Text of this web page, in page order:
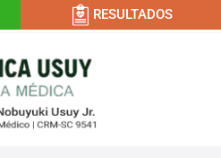
RESULTADOS